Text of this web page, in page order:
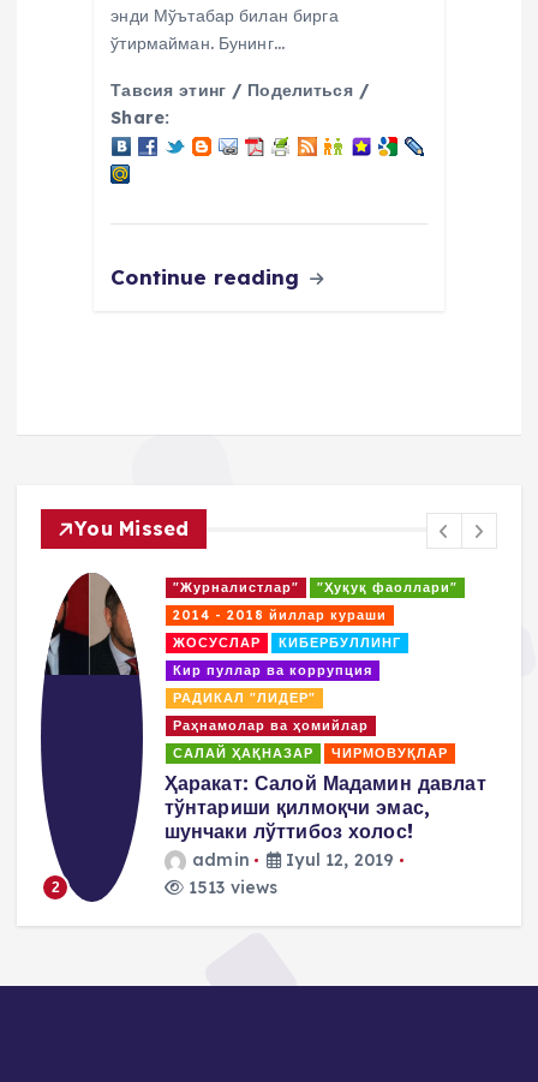
энди Мўътабар билан бирга
ўтирмайман. Бунинг…
Тавсия этинг / Поделиться /
Share:
Continue reading
You Missed
2
"Журналистлар"
"Ҳуқуқ фаоллари"
2014 - 2018 йиллар кураши
ЖОСУСЛАР
КИБЕРБУЛЛИНГ
Кир пуллар ва коррупция
РАДИКАЛ "ЛИДЕР"
Раҳнамолар ва ҳомийлар
САЛАЙ ҲАҚНАЗАР
ЧИРМОВУҚЛАР
Ҳаракат: Салой Мадамин давлат
тўнтариши қилмоқчи эмас,
шунчаки лўттибоз холос!
admin
Iyul 12, 2019
1513 views